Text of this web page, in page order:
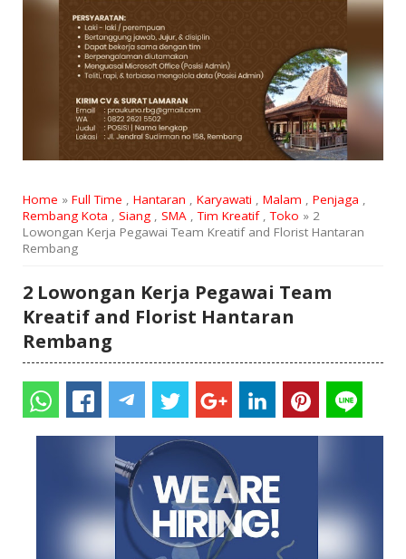
Home » Full Time , Hantaran , Karyawati , Malam , Penjaga ,
Rembang Kota , Siang, SMA,Tim Kreatif,Toko » 2
Lowongan Kerja Pegawai Team Kreatif and Florist Hantaran
Rembang
2 Lowongan Kerja Pegawai Team
Kreatif and Florist Hantaran
Rembang